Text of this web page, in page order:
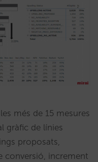
més de 15 mesures
gràfic de línies
proposats,
conversió, increment